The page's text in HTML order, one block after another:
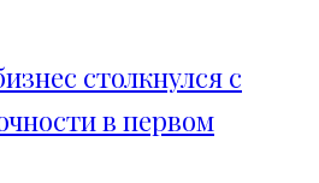
столкнулся с
в первом